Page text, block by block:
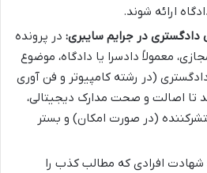
ارائه شوند.
در جرایم سایبری: در پرونده
معمولاً دادسرا یا دادگاه، موضوع
(در رشته کامپیوتر و فن آوری
تا اصالت و صحت مدارک دیجیتالی،
(در صورت امکان) و بستر
شهادت افرادی که مطالب کذب را